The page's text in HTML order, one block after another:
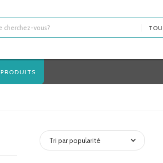
PRODUITS
Tri par popularité